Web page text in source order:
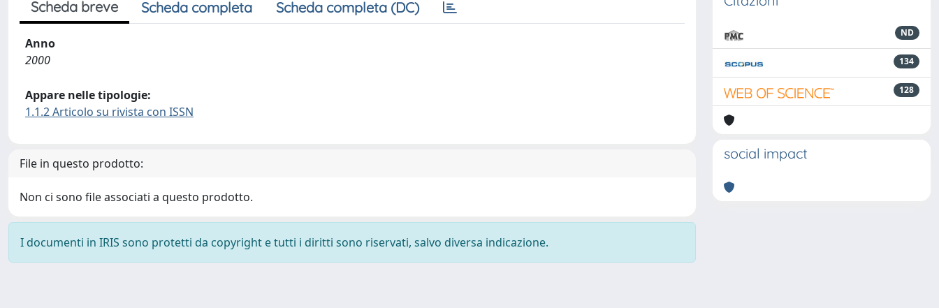
Scheda breve Scheda completa Scheda completa (DC)
Anno
2000
Appare nelle tipologie:
1.1.2 Articolo su rivista con ISSN
File in questo prodotto:
Non ci sono file associati a questo prodotto.
I documenti in IRIS sono protetti da copyright e tutti i diritti sono riservati, salvo diversa indicazione.
ND
134
128
social impact